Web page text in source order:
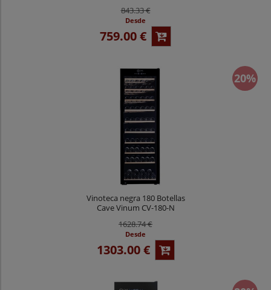
843.33 €
Desde
759.00 €
20%
Vinoteca negra 180 Botellas
Cave Vinum CV-180-N
1628.74 €
Desde
1303.00 €